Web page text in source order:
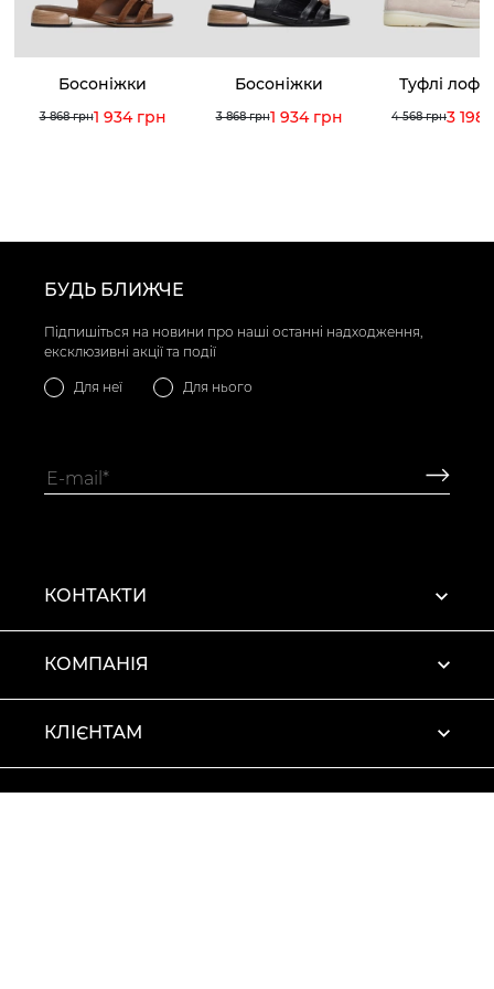
Босоніжки
3 868 грн1 934 грн
Босоніжки
3 868 грн1 934 грн
Туфлі
4 568 грн3 198
БУДЬ БЛИЖЧЕ
Підпишіться на новини про наші останні надходження,
ексклюзивні акції та події
Для неї Для нього
КОНТАКТИ
КОМПАНІЯ
КЛІЄНТАМ